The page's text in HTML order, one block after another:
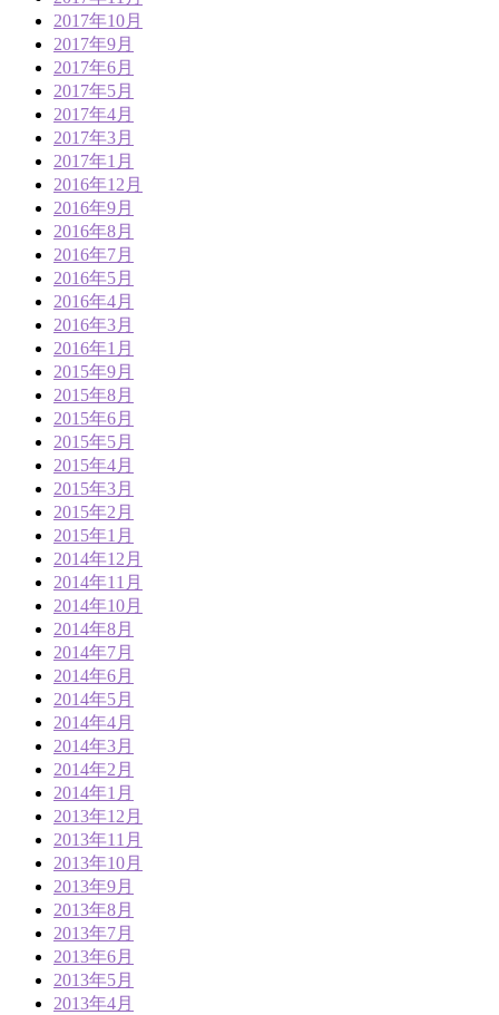
2017年10月
2017年9月
2017年6月
2017年5月
2017年4月
2017年3月
2017年1月
2016年12月
2016年9月
2016年8月
2016年7月
2016年5月
2016年4月
2016年3月
2016年1月
2015年9月
2015年8月
2015年6月
2015年5月
2015年4月
2015年3月
2015年2月
2015年1月
2014年12月
2014年11月
2014年10月
2014年8月
2014年7月
2014年6月
2014年5月
2014年4月
2014年3月
2014年2月
2014年1月
2013年12月
2013年11月
2013年10月
2013年9月
2013年8月
2013年7月
2013年6月
2013年5月
2013年4月